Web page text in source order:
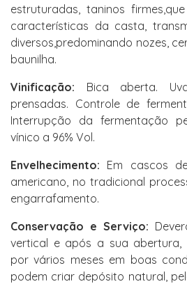
estruturadas, taninos
características da casta,
diversos,predominando nozes,
baunilha.
Vinificação: Bica aberta.
prensadas. Controle de
Interrupção da fermentação
vínico a 96% Vol.
Envelhecimento: Em cascos
americano, no tradicional
engarrafamento.
Conservação e Serviço:
vertical e após a sua abertura,
por vários meses em boas
podem criar depósito natural,